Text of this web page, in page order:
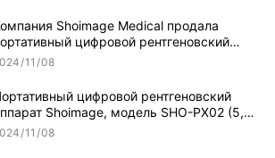
Shoimage Medical продала
цифровой рентгеновский
хорошего качества в Лаос.
11 08
цифровой рентгеновский
Shoimage, модель SHO-PX02 (5,6
видео массового производства
11 08